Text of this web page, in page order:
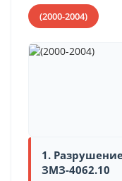
(2000-2004)
1.
ЗМЗ-4062.10